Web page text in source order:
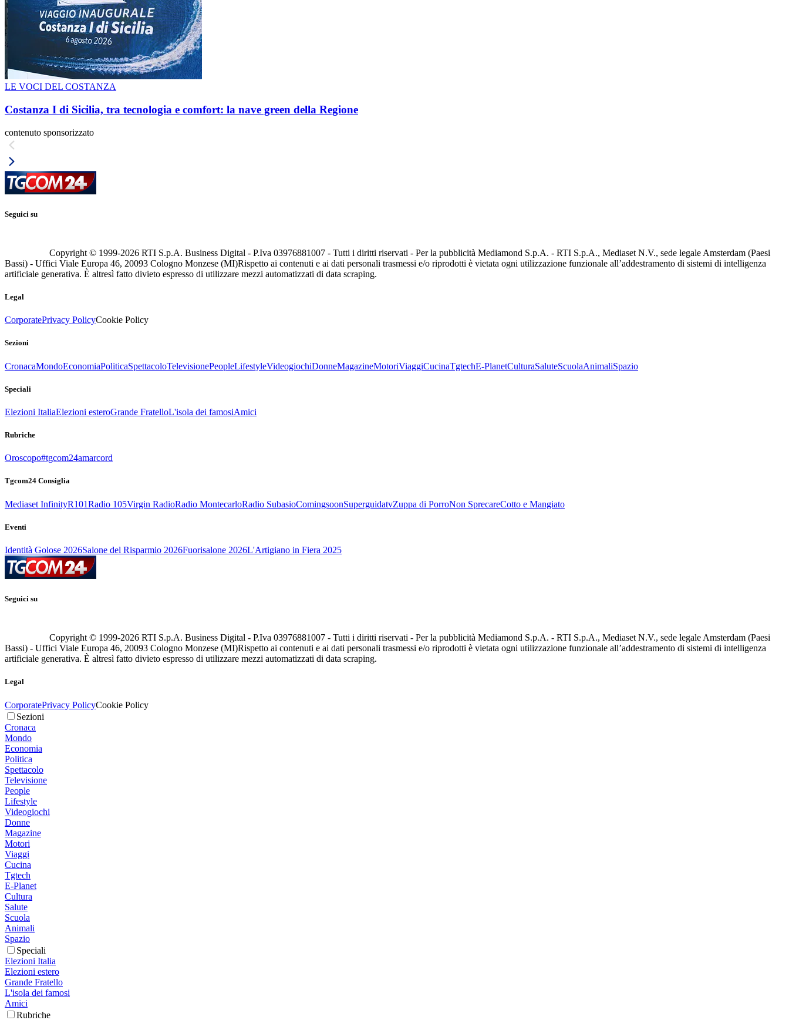
LE VOCI DEL COSTANZA
Costanza I di Sicilia, tra tecnologia e comfort: la nave green della Regione
contenuto sponsorizzato
Seguici su
Copyright © 1999-2026 RTI S.p.A. Business Digital - P.Iva 03976881007 - Tutti i diritti riservati - Per la pubblicità Mediamond S.p.A. - RTI S.p.A., Mediaset N.V., sede legale Amsterdam (Paesi
Bassi) - Uffici Viale Europa 46, 20093 Cologno Monzese (MI)Rispetto ai contenuti e ai dati personali trasmessi e/o riprodotti è vietata ogni utilizzazione funzionale all’addestramento di sistemi di intelligenza
artificiale generativa. È altresì fatto divieto espresso di utilizzare mezzi automatizzati di data scraping.
Legal
CorporatePrivacy PolicyCookie Policy
Sezioni
CronacaMondoEconomiaPoliticaSpettacoloTelevisionePeopleLifestyleVideogiochiDonneMagazineMotoriViaggiCucinaTgtechE-PlanetCulturaSaluteScuolaAnimaliSpazio
Speciali
Elezioni ItaliaElezioni esteroGrande FratelloL'isola dei famosiAmici
Rubriche
Oroscopo#tgcom24amarcord
Tgcom24 Consiglia
Mediaset InfinityR101Radio 105Virgin RadioRadio MontecarloRadio SubasioComingsoonSuperguidatvZuppa di PorroNon SprecareCotto e Mangiato
Eventi
Identità Golose 2026Salone del Risparmio 2026Fuorisalone 2026L'Artigiano in Fiera 2025
Seguici su
Copyright © 1999-2026 RTI S.p.A. Business Digital - P.Iva 03976881007 - Tutti i diritti riservati - Per la pubblicità Mediamond S.p.A. - RTI S.p.A., Mediaset N.V., sede legale Amsterdam (Paesi
Bassi) - Uffici Viale Europa 46, 20093 Cologno Monzese (MI)Rispetto ai contenuti e ai dati personali trasmessi e/o riprodotti è vietata ogni utilizzazione funzionale all’addestramento di sistemi di intelligenza
artificiale generativa. È altresì fatto divieto espresso di utilizzare mezzi automatizzati di data scraping.
Legal
CorporatePrivacy PolicyCookie Policy
Sezioni
Cronaca
Mondo
Economia
Politica
Spettacolo
Televisione
People
Lifestyle
Videogiochi
Donne
Magazine
Motori
Viaggi
Cucina
Tgtech
E-Planet
Cultura
Salute
Scuola
Animali
Spazio
Speciali
Elezioni Italia
Elezioni estero
Grande Fratello
L'isola dei famosi
Amici
Rubriche